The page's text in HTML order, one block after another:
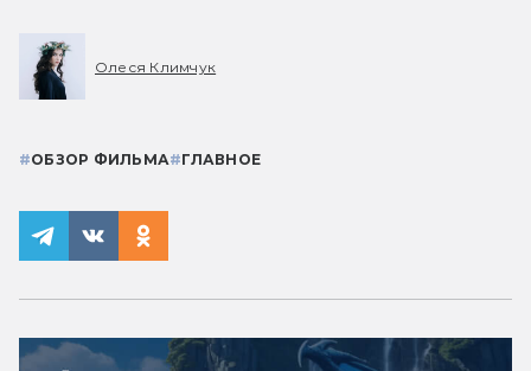
Олеся Климчук
#ОБЗОР ФИЛЬМА#ГЛАВНОЕ